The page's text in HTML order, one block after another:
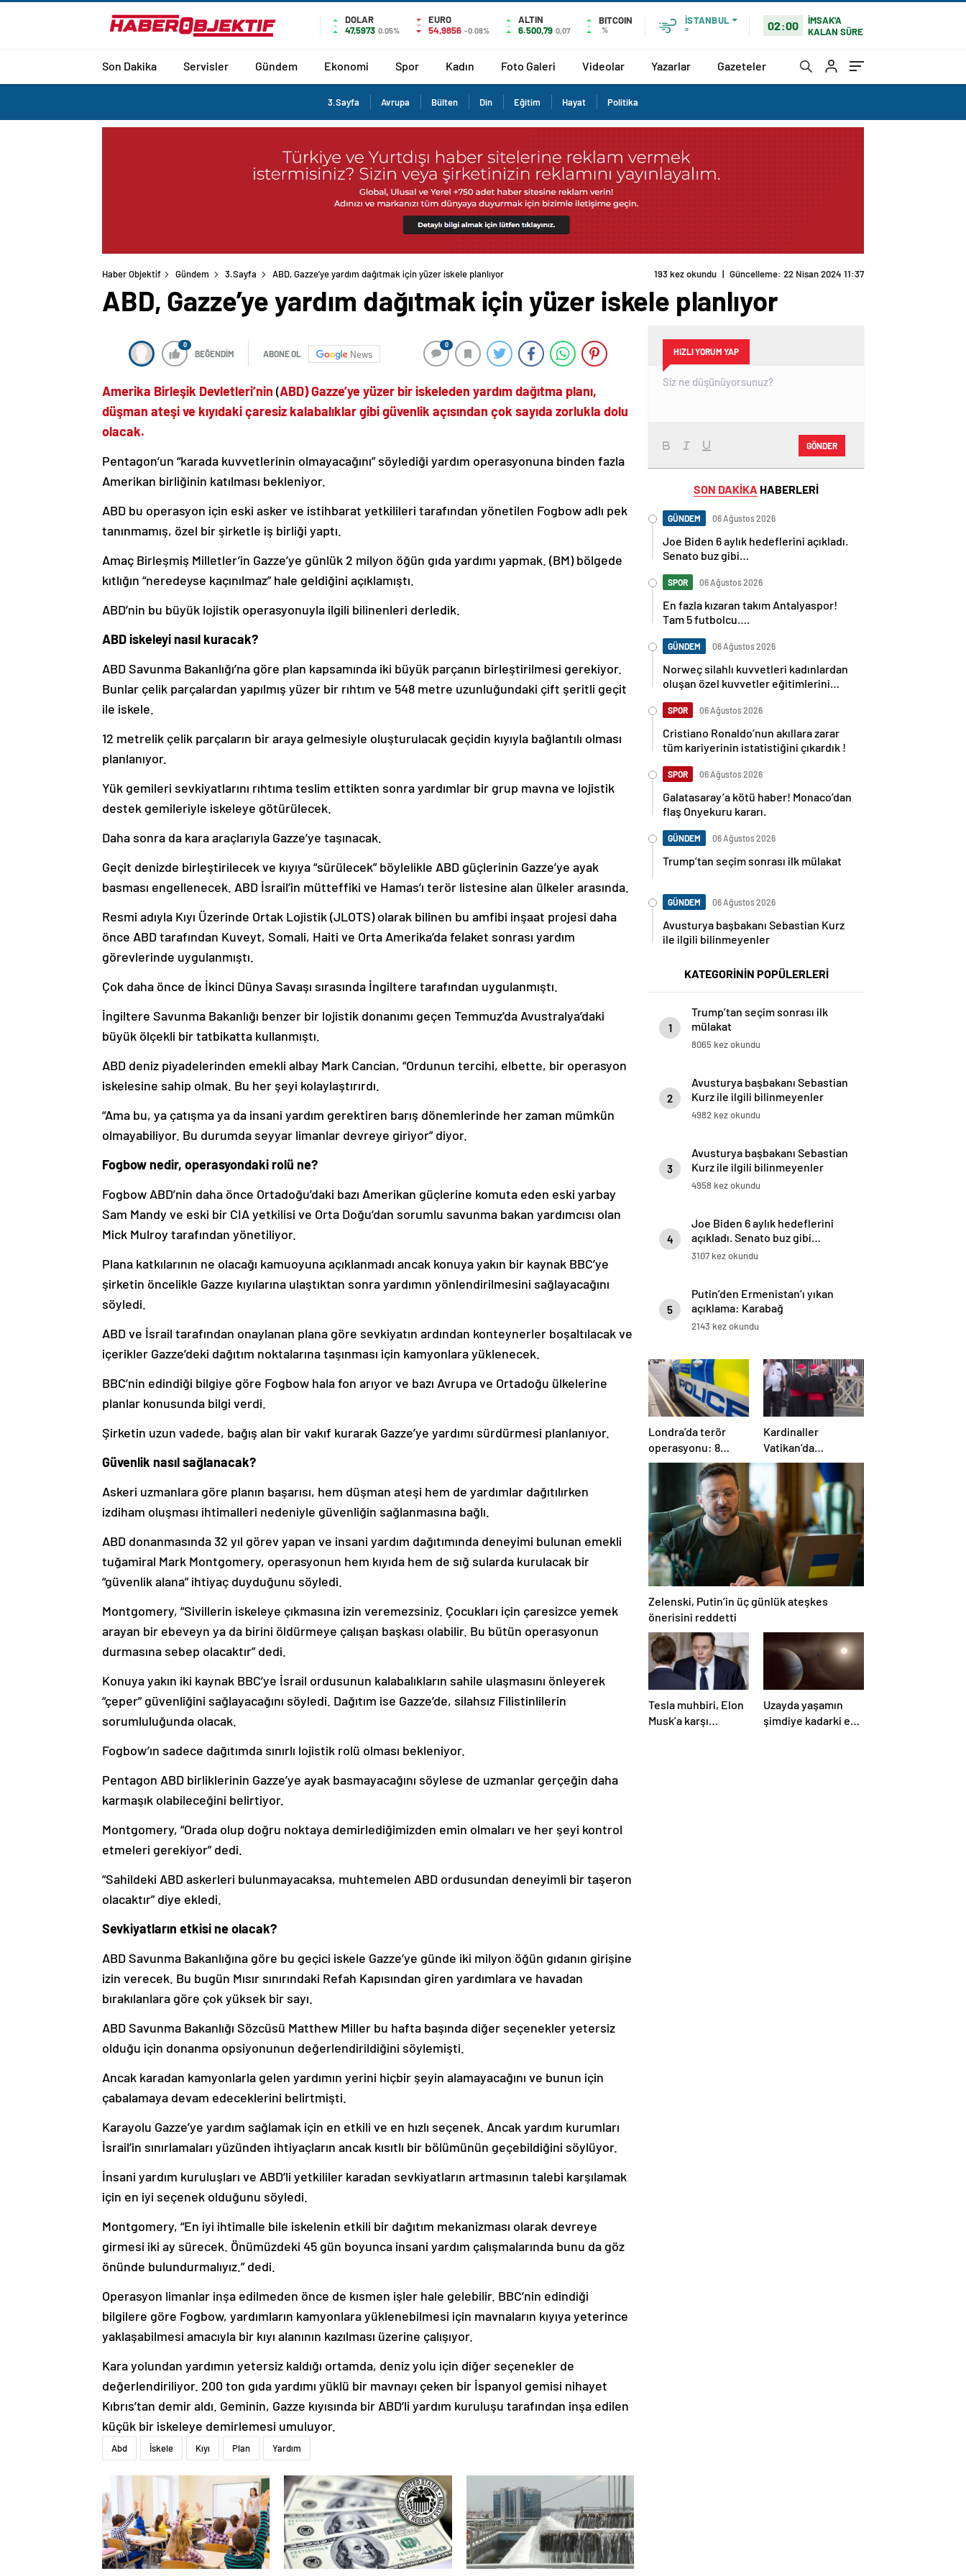
DOLAR
47,5973 0.05%
EURO
54,9856 -0.08%
ALTIN
6.500,79 0,07
BITCOIN
%
İSTANBUL
°
02:00
İMSAK'A
KALAN SÜRE
Son Dakika Servisler Gündem Ekonomi Spor Kadın Foto Galeri Videolar Yazarlar Gazeteler
3.Sayfa Avrupa Bülten Din Eğitim Hayat Politika
Haber Objektif Gündem 3.Sayfa ABD, Gazze’ye yardım dağıtmak için yüzer iskele planlıyor
ABD, Gazze’ye yardım dağıtmak için yüzer iskele planlıyor
0
BEĞENDİM ABONE OL News
0
Amerika Birleşik Devletleri’nin (ABD) Gazze’ye yüzer bir iskeleden yardım dağıtma planı,
düşman ateşi ve kıyıdaki çaresiz kalabalıklar gibi güvenlik açısından çok sayıda zorlukla dolu
olacak.
Pentagon’un “karada kuvvetlerinin olmayacağını” söylediği yardım operasyonuna binden fazla
Amerikan birliğinin katılması bekleniyor.
ABD bu operasyon için eski asker ve istihbarat yetkilileri tarafından yönetilen Fogbow adlı pek
tanınmamış, özel bir şirketle iş birliği yaptı.
Amaç Birleşmiş Milletler’in Gazze’ye günlük 2 milyon öğün gıda yardımı yapmak. (BM) bölgede
kıtlığın “neredeyse kaçınılmaz” hale geldiğini açıklamıştı.
ABD’nin bu büyük lojistik operasyonuyla ilgili bilinenleri derledik.
ABD iskeleyi nasıl kuracak?
ABD Savunma Bakanlığı’na göre plan kapsamında iki büyük parçanın birleştirilmesi gerekiyor.
Bunlar çelik parçalardan yapılmış yüzer bir rıhtım ve 548 metre uzunluğundaki çift şeritli geçit
ile iskele.
12 metrelik çelik parçaların bir araya gelmesiyle oluşturulacak geçidin kıyıyla bağlantılı olması
planlanıyor.
Yük gemileri sevkiyatlarını rıhtıma teslim ettikten sonra yardımlar bir grup mavna ve lojistik
destek gemileriyle iskeleye götürülecek.
Daha sonra da kara araçlarıyla Gazze’ye taşınacak.
Geçit denizde birleştirilecek ve kıyıya “sürülecek” böylelikle ABD güçlerinin Gazze’ye ayak
basması engellenecek. ABD İsrail’in mütteffiki ve Hamas’ı terör listesine alan ülkeler arasında.
Resmi adıyla Kıyı Üzerinde Ortak Lojistik (JLOTS) olarak bilinen bu amfibi inşaat projesi daha
önce ABD tarafından Kuveyt, Somali, Haiti ve Orta Amerika’da felaket sonrası yardım
görevlerinde uygulanmıştı.
Çok daha önce de İkinci Dünya Savaşı sırasında İngiltere tarafından uygulanmıştı.
İngiltere Savunma Bakanlığı benzer bir lojistik donanımı geçen Temmuz’da Avustralya’daki
büyük ölçekli bir tatbikatta kullanmıştı.
ABD deniz piyadelerinden emekli albay Mark Cancian, “Ordunun tercihi, elbette, bir operasyon
iskelesine sahip olmak. Bu her şeyi kolaylaştırırdı.
“Ama bu, ya çatışma ya da insani yardım gerektiren barış dönemlerinde her zaman mümkün
olmayabiliyor. Bu durumda seyyar limanlar devreye giriyor” diyor.
Fogbow nedir, operasyondaki rolü ne?
Fogbow ABD’nin daha önce Ortadoğu’daki bazı Amerikan güçlerine komuta eden eski yarbay
Sam Mandy ve eski bir CIA yetkilisi ve Orta Doğu’dan sorumlu savunma bakan yardımcısı olan
Mick Mulroy tarafından yönetiliyor.
Plana katkılarının ne olacağı kamuoyuna açıklanmadı ancak konuya yakın bir kaynak BBC’ye
şirketin öncelikle Gazze kıyılarına ulaştıktan sonra yardımın yönlendirilmesini sağlayacağını
söyledi.
ABD ve İsrail tarafından onaylanan plana göre sevkiyatın ardından konteynerler boşaltılacak ve
içerikler Gazze’deki dağıtım noktalarına taşınması için kamyonlara yüklenecek.
BBC’nin edindiği bilgiye göre Fogbow hala fon arıyor ve bazı Avrupa ve Ortadoğu ülkelerine
planlar konusunda bilgi verdi.
Şirketin uzun vadede, bağış alan bir vakıf kurarak Gazze’ye yardımı sürdürmesi planlanıyor.
Güvenlik nasıl sağlanacak?
Askeri uzmanlara göre planın başarısı, hem düşman ateşi hem de yardımlar dağıtılırken
izdiham oluşması ihtimalleri nedeniyle güvenliğin sağlanmasına bağlı.
ABD donanmasında 32 yıl görev yapan ve insani yardım dağıtımında deneyimi bulunan emekli
tuğamiral Mark Montgomery, operasyonun hem kıyıda hem de sığ sularda kurulacak bir
“güvenlik alana” ihtiyaç duyduğunu söyledi.
Montgomery, “Sivillerin iskeleye çıkmasına izin veremezsiniz. Çocukları için çaresizce yemek
arayan bir ebeveyn ya da birini öldürmeye çalışan başkası olabilir. Bu bütün operasyonun
durmasına sebep olacaktır” dedi.
Konuya yakın iki kaynak BBC’ye İsrail ordusunun kalabalıkların sahile ulaşmasını önleyerek
“çeper” güvenliğini sağlayacağını söyledi. Dağıtım ise Gazze’de, silahsız Filistinlilerin
sorumluluğunda olacak.
Fogbow’ın sadece dağıtımda sınırlı lojistik rolü olması bekleniyor.
Pentagon ABD birliklerinin Gazze’ye ayak basmayacağını söylese de uzmanlar gerçeğin daha
karmaşık olabileceğini belirtiyor.
Montgomery, “Orada olup doğru noktaya demirlediğimizden emin olmaları ve her şeyi kontrol
etmeleri gerekiyor” dedi.
“Sahildeki ABD askerleri bulunmayacaksa, muhtemelen ABD ordusundan deneyimli bir taşeron
olacaktır” diye ekledi.
Sevkiyatların etkisi ne olacak?
ABD Savunma Bakanlığına göre bu geçici iskele Gazze’ye günde iki milyon öğün gıdanın girişine
izin verecek. Bu bugün Mısır sınırındaki Refah Kapısından giren yardımlara ve havadan
bırakılanlara göre çok yüksek bir sayı.
ABD Savunma Bakanlığı Sözcüsü Matthew Miller bu hafta başında diğer seçenekler yetersiz
olduğu için donanma opsiyonunun değerlendirildiğini söylemişti.
Ancak karadan kamyonlarla gelen yardımın yerini hiçbir şeyin alamayacağını ve bunun için
çabalamaya devam edeceklerini belirtmişti.
Karayolu Gazze’ye yardım sağlamak için en etkili ve en hızlı seçenek. Ancak yardım kurumları
İsrail’in sınırlamaları yüzünden ihtiyaçların ancak kısıtlı bir bölümünün geçebildiğini söylüyor.
İnsani yardım kuruluşları ve ABD’li yetkililer karadan sevkiyatların artmasının talebi karşılamak
için en iyi seçenek olduğunu söyledi.
Montgomery, “En iyi ihtimalle bile iskelenin etkili bir dağıtım mekanizması olarak devreye
girmesi iki ay sürecek. Önümüzdeki 45 gün boyunca insani yardım çalışmalarında bunu da göz
önünde bulundurmalıyız.” dedi.
Operasyon limanlar inşa edilmeden önce de kısmen işler hale gelebilir. BBC’nin edindiği
bilgilere göre Fogbow, yardımların kamyonlara yüklenebilmesi için mavnaların kıyıya yeterince
yaklaşabilmesi amacıyla bir kıyı alanının kazılması üzerine çalışıyor.
Kara yolundan yardımın yetersiz kaldığı ortamda, deniz yolu için diğer seçenekler de
değerlendiriliyor. 200 ton gıda yardımı yüklü bir mavnayı çeken bir İspanyol gemisi nihayet
Kıbrıs’tan demir aldı. Geminin, Gazze kıyısında bir ABD’li yardım kuruluşu tarafından inşa edilen
küçük bir iskeleye demirlemesi umuluyor.
Abd İskele Kıyı Plan Yardım
HIZLI YORUM YAP
GÖNDER
SON DAKİKA HABERLERİ
GÜNDEM 06 Ağustos 2026
Joe Biden 6 aylık hedeflerini açıkladı.
Senato buz gibi…
SPOR 06 Ağustos 2026
En fazla kızaran takım Antalyaspor!
Tam 5 futbolcu….
GÜNDEM 06 Ağustos 2026
Norweç silahlı kuvvetleri kadınlardan
oluşan özel kuvvetler eğitimlerini
SPOR 06 Ağustos 2026
Cristiano Ronaldo’nun akıllara zarar
tüm kariyerinin istatistiğini çıkardık !
SPOR 06 Ağustos 2026
Galatasaray’a kötü haber! Monaco’dan
flaş Onyekuru kararı.
GÜNDEM 06 Ağustos 2026
Trump’tan seçim sonrası ilk mülakat
GÜNDEM 06 Ağustos 2026
Avusturya başbakanı Sebastian Kurz
ile ilgili bilinmeyenler
KATEGORİNİN POPÜLERLERİ
1
Trump’tan seçim sonrası ilk
mülakat
8065 kez okundu
2
Avusturya başbakanı Sebastian
Kurz ile ilgili bilinmeyenler
4982 kez okundu
3
Avusturya başbakanı Sebastian
Kurz ile ilgili bilinmeyenler
4958 kez okundu
4
Joe Biden 6 aylık hedeflerini
açıkladı. Senato buz gibi…
3107 kez okundu
5
Putin’den Ermenistan’ı yıkan
açıklama: Karabağ
Azerbaycan’ın ayrılmaz bir
2143 kez okundu
Londra’da terör
operasyonu: 8
gözaltı
Kardinaller
Vatikan’da
toplanmaya başladı
Zelenski, Putin’in üç günlük ateşkes
önerisini reddetti
Tesla muhbiri, Elon
Musk’a karşı
Uzayda yaşamın
şimdiye kadarki en